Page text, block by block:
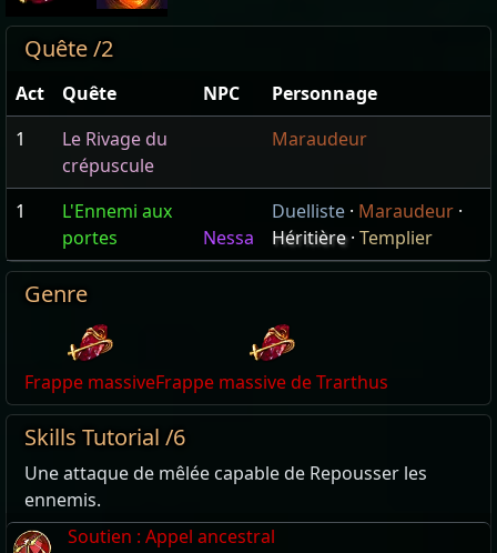
Quête /2
Act Quête NPC
Personnage
1
Le Rivage du
crépuscule
Maraudeur
1
L'Ennemi aux
portes
Nessa
Duelliste · Maraudeur ·
Héritière· Templier
Genre
Frappe massiveFrappe massive de Trarthus
Skills Tutorial /6
Une attaque de mêlée capable de Repousser les
ennemis.
Soutien : Appel ancestral